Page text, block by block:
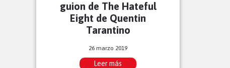
guion de The Hateful
Eight de Quentin
Tarantino
26 marzo 2019
Leer más